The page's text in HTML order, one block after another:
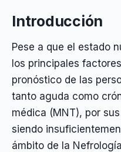
Introducción
Pese a que el estado
los principales
pronóstico de las
tanto aguda como
médica (MNT), por
siendo
ámbito de la Nefrología